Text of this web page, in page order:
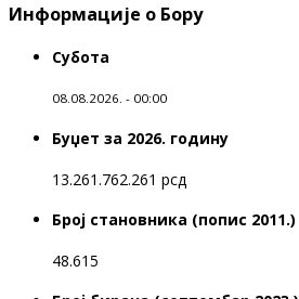
Информације о Бору
Субота
08.08.2026. - 00:00
Буџет за 2026. годину
13.261.762.261 рсд
Број становника (попис 2011.)
48.615